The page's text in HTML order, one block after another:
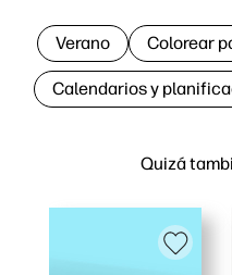
Quizá
Verano Colorear
Calendarios y